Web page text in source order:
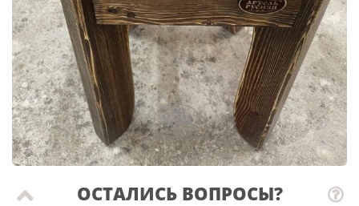
ОСТАЛИСЬ ВОПРОСЫ?